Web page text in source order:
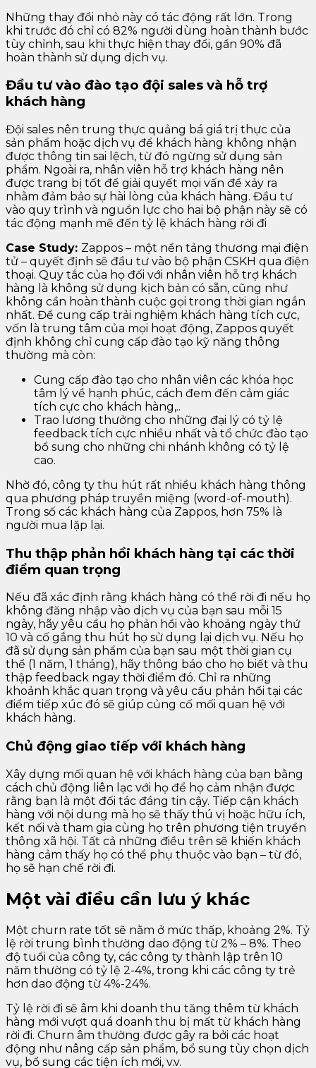
Những thay đổi nhỏ này có tác động rất lớn. Trong
khi trước đó chỉ có 82% người dùng hoàn thành bước
tùy chỉnh, sau khi thực hiện thay đổi, gần 90% đã
hoàn thành sử dụng dịch vụ.
Đầu tư vào đào tạo đội sales và hỗ trợ
khách hàng
Đội sales nên trung thực quảng bá giá trị thực của
sản phẩm hoặc dịch vụ để khách hàng không nhận
được thông tin sai lệch, từ đó ngừng sử dụng sản
phẩm. Ngoài ra, nhân viên hỗ trợ khách hàng nên
được trang bị tốt để giải quyết mọi vấn đề xảy ra
nhằm đảm bảo sự hài lòng của khách hàng. Đầu tư
vào quy trình và nguồn lực cho hai bộ phận này sẽ có
tác động mạnh mẽ đến tỷ lệ khách hàng rời đi
Case Study: Zappos – một nền tảng thương mại điện
tử – quyết định sẽ đầu tư vào bộ phận CSKH qua điện
thoại. Quy tắc của họ đối với nhân viên hỗ trợ khách
hàng là không sử dụng kịch bản có sẵn, cũng như
không cần hoàn thành cuộc gọi trong thời gian ngắn
nhất. Để cung cấp trải nghiệm khách hàng tích cực,
vốn là trung tâm của mọi hoạt động, Zappos quyết
định không chỉ cung cấp đào tạo kỹ năng thông
thường mà còn:
Cung cấp đào tạo cho nhân viên các khóa học
tâm lý về hạnh phúc, cách đem đến cảm giác
tích cực cho khách hàng,..
Trao lương thưởng cho những đại lý có tỷ lệ
feedback tích cực nhiều nhất và tổ chức đào tạo
bổ sung cho những chi nhánh không có tỷ lệ
cao.
Nhờ đó, công ty thu hút rất nhiều khách hàng thông
qua phương pháp truyền miệng (word-of-mouth).
Trong số các khách hàng của Zappos, hơn 75% là
người mua lặp lại.
Thu thập phản hồi khách hàng tại các thời
điểm quan trọng
Nếu đã xác định rằng khách hàng có thể rời đi nếu họ
không đăng nhập vào dịch vụ của bạn sau mỗi 15
ngày, hãy yêu cầu họ phản hồi vào khoảng ngày thứ
10 và cố gắng thu hút họ sử dụng lại dịch vụ. Nếu họ
đã sử dụng sản phẩm của bạn sau một thời gian cụ
thể (1 năm, 1 tháng), hãy thông báo cho họ biết và thu
thập feedback ngay thời điểm đó. Chỉ ra những
khoảnh khắc quan trọng và yêu cầu phản hồi tại các
điểm tiếp xúc đó sẽ giúp củng cố mối quan hệ với
khách hàng.
Chủ động giao tiếp với khách hàng
Xây dựng mối quan hệ với khách hàng của bạn bằng
cách chủ động liên lạc với họ để họ cảm nhận được
rằng bạn là một đối tác đáng tin cậy. Tiếp cận khách
hàng với nội dung mà họ sẽ thấy thú vị hoặc hữu ích,
kết nối và tham gia cùng họ trên phương tiện truyền
thông xã hội. Tất cả những điều trên sẽ khiến khách
hàng cảm thấy họ có thể phụ thuộc vào bạn – từ đó,
họ sẽ hạn chế rời đi.
Một vài điều cần lưu ý khác
Một churn rate tốt sẽ nằm ở mức thấp, khoảng 2%. Tỷ
lệ rời trung bình thường dao động từ 2% – 8%. Theo
độ tuổi của công ty, các công ty thành lập trên 10
năm thường có tỷ lệ 2-4%, trong khi các công ty trẻ
hơn dao động từ 4%-24%.
Tỷ lệ rời đi sẽ âm khi doanh thu tăng thêm từ khách
hàng mới vượt quá doanh thu bị mất từ ​​khách hàng
rời đi. Churn âm thường được gây ra bởi các hoạt
động như nâng cấp sản phẩm, bổ sung tùy chọn dịch
vụ, bổ sung các tiện ích mới, v.v.